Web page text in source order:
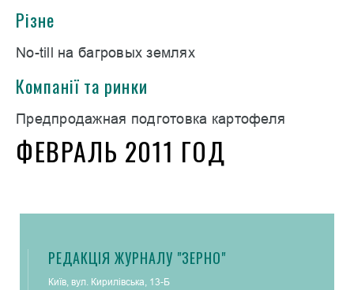
Різне
No-till на багровых землях
Компанії та ринки
Предпродажная подготовка картофеля
ФЕВРАЛЬ 2011 ГОД
РЕДАКЦІЯ ЖУРНАЛУ "ЗЕРНО"
Київ, вул. Кирилівська, 13-Б